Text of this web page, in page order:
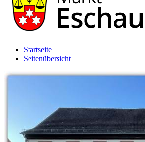
Startseite
Seitenübersicht